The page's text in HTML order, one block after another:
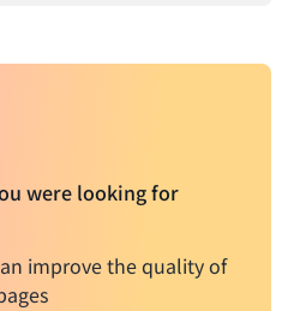
were looking for
improve the quality of